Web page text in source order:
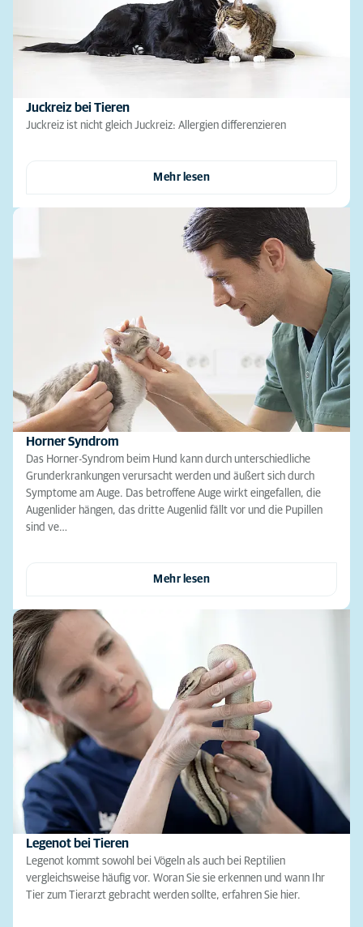
Juckreiz bei Tieren
Juckreiz ist nicht gleich Juckreiz: Allergien differenzieren
Mehr lesen
Horner Syndrom
Das Horner-Syndrom beim Hund kann durch unterschiedliche
Grunderkrankungen verursacht werden und äußert sich durch
Symptome am Auge. Das betroffene Auge wirkt eingefallen, die
Augenlider hängen, das dritte Augenlid fällt vor und die Pupillen
sind ve…
Mehr lesen
Legenot bei Tieren
Legenot kommt sowohl bei Vögeln als auch bei Reptilien
vergleichsweise häufig vor. Woran Sie sie erkennen und wann Ihr
Tier zum Tierarzt gebracht werden sollte, erfahren Sie hier.